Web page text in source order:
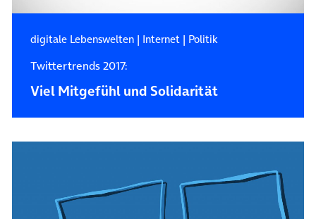
digitale Lebenswelten| Internet| Politik
Twittertrends 2017:
Viel Mitgefühl und Solidarität